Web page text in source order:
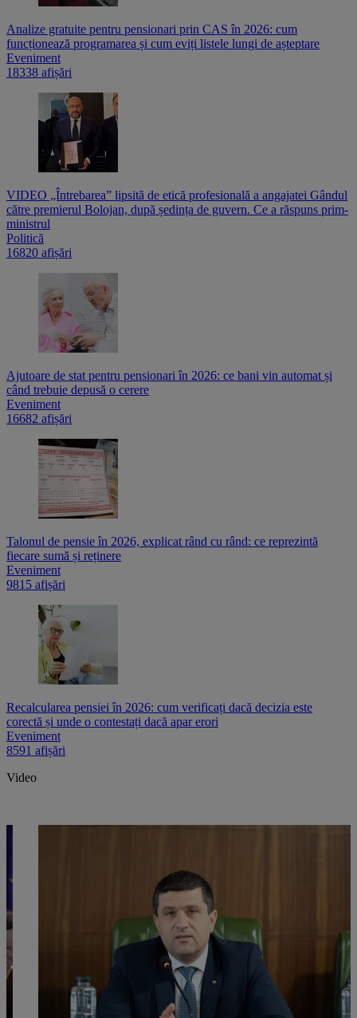
Analize gratuite pentru pensionari prin CAS în 2026: cum
funcționează programarea și cum eviți listele lungi de așteptare
Eveniment
18338 afișări
VIDEO „Întrebarea” lipsită de etică profesională a angajatei Gândul
către premierul Bolojan, după ședința de guvern. Ce a răspuns prim-
ministrul
Politică
16820 afișări
Ajutoare de stat pentru pensionari în 2026: ce bani vin automat și
când trebuie depusă o cerere
Eveniment
16682 afișări
Talonul de pensie în 2026, explicat rând cu rând: ce reprezintă
fiecare sumă și reținere
Eveniment
9815 afișări
Recalcularea pensiei în 2026: cum verificați dacă decizia este
corectă și unde o contestați dacă apar erori
Eveniment
8591 afișări
Video